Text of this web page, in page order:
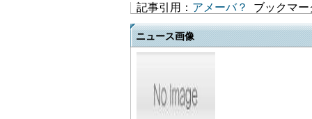
記事引用： アメーバ？ ブックマー
ニュース画像